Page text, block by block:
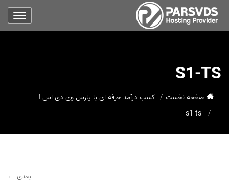
S1-TS
صفحه نخست
کسب درآمد حرفه ای با پارس وی دی اس !
بعدی ←